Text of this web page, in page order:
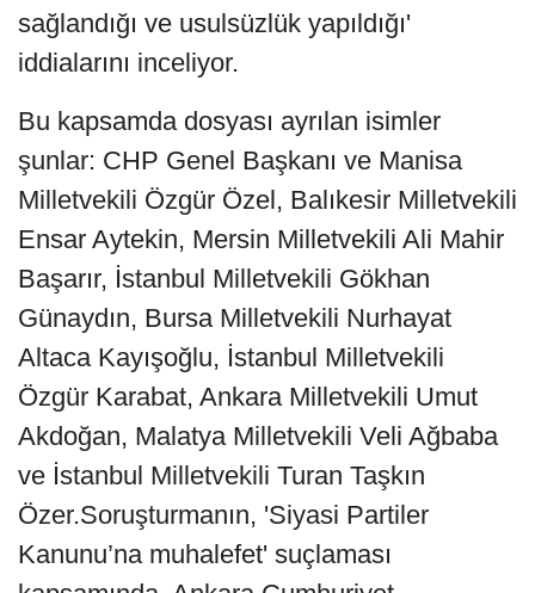
sağlandığı ve usulsüzlük yapıldığı'
iddialarını inceliyor.
Bu kapsamda dosyası ayrılan isimler
şunlar: CHP Genel Başkanı ve Manisa
Milletvekili Özgür Özel, Balıkesir Milletvekili
Ensar Aytekin, Mersin Milletvekili Ali Mahir
Başarır, İstanbul Milletvekili Gökhan
Günaydın, Bursa Milletvekili Nurhayat
Altaca Kayışoğlu, İstanbul Milletvekili
Özgür Karabat, Ankara Milletvekili Umut
Akdoğan, Malatya Milletvekili Veli Ağbaba
ve İstanbul Milletvekili Turan Taşkın
Özer.Soruşturmanın, 'Siyasi Partiler
Kanunu’na muhalefet' suçlaması